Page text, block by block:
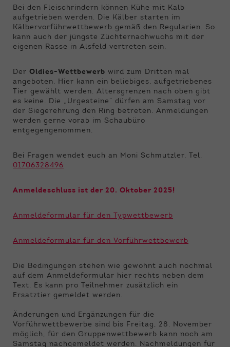
Bei den Fleischrindern können Kühe mit Kalb
aufgetrieben werden. Die Kälber starten im
Kälbervorführwettbewerb gemäß den Regularien. So
kann auch der jüngste Züchternachwuchs mit der
eigenen Rasse in Alsfeld vertreten sein.
Der Oldies-Wettbewerb wird zum Dritten mal
angeboten. Hier kann ein beliebiges, aufgetriebenes
Tier gewählt werden. Altersgrenzen nach oben gibt
es keine. Die „Urgesteine“ dürfen am Samstag vor
der Siegerehrung den Ring betreten. Anmeldungen
werden gerne vorab im Schaubüro
entgegengenommen.
Bei Fragen wendet euch an Moni Schmutzler, Tel.
01706328496
Anmeldeschluss ist der 20. Oktober 2025!
Anmeldeformular für den Typwettbewerb
Anmeldeformular für den Vorführwettbewerb
Die Bedingungen stehen wie gewohnt auch nochmal
auf dem Anmeldeformular hier rechts neben dem
Text. Es kann pro Teilnehmer zusätzlich ein
Ersatztier gemeldet werden.
Änderungen und Ergänzungen für die
Vorführwettbewerbe sind bis Freitag, 28. November
möglich, für den Gruppenwettbewerb kann noch am
Samstag nachgemeldet werden. Nachmeldungen für